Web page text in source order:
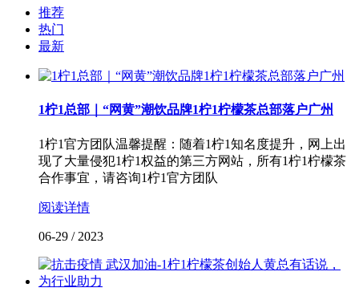
推荐
热门
最新
1柠1总部｜“网黄”潮饮品牌1柠1柠檬茶总部落户广州
1柠1官方团队温馨提醒：随着1柠1知名度提升，网上出
现了大量侵犯1柠1权益的第三方网站，所有1柠1柠檬茶
合作事宜，请咨询1柠1官方团队
阅读详情
06-29 / 2023